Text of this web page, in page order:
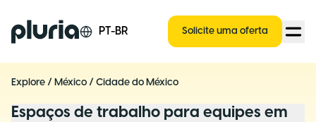
Logo Pluria PT-BR Solicite uma oferta
Explore / México / Cidade do México
Espaços de trabalho para equipes em